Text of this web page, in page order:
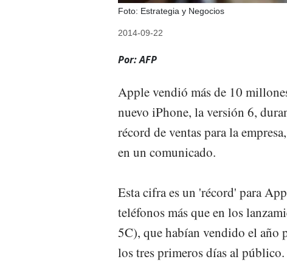
Foto: Estrategia y Negocios
2014-09-22
Por: AFP
Apple vendió más de 10
nuevo iPhone, la versión 6,
récord de ventas para la
en un comunicado.
Esta cifra es un 'récord' para
teléfonos más que en los
5C), que habían vendido el año
los tres primeros días al público.